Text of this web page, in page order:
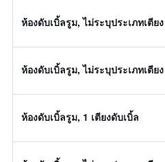
ห้องดับเบิ้ลรูม, ไม่ระบุประเภทเตียง
ห้องดับเบิ้ลรูม, ไม่ระบุประเภทเตียง
ห้องดับเบิ้ลรูม, 1 เตียงดับเบิ้ล